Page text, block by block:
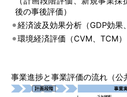
事業進捗と事業評価の流れ（公
後の事後評価）
経済波及効果分析（GDP効果
環境経済評価（CVM、TCM）